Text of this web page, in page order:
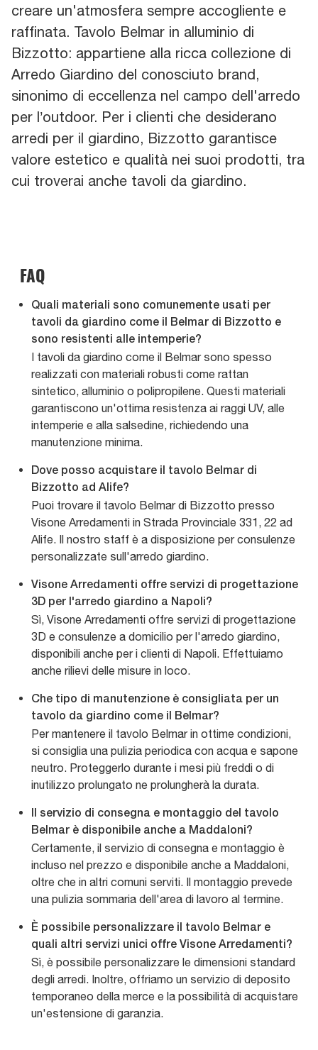
creare un'atmosfera sempre accogliente e
raffinata. Tavolo Belmar in alluminio di
Bizzotto: appartiene alla ricca collezione di
Arredo Giardino del conosciuto brand,
sinonimo di eccellenza nel campo dell'arredo
per l’outdoor. Per i clienti che desiderano
arredi per il giardino, Bizzotto garantisce
valore estetico e qualità nei suoi prodotti, tra
cui troverai anche tavoli da giardino.
FAQ
Quali materiali sono comunemente usati per
tavoli da giardino come il Belmar di Bizzotto e
sono resistenti alle intemperie?
I tavoli da giardino come il Belmar sono spesso
realizzati con materiali robusti come rattan
sintetico, alluminio o polipropilene. Questi materiali
garantiscono un'ottima resistenza ai raggi UV, alle
intemperie e alla salsedine, richiedendo una
manutenzione minima.
Dove posso acquistare il tavolo Belmar di
Bizzotto ad Alife?
Puoi trovare il tavolo Belmar di Bizzotto presso
Visone Arredamenti in Strada Provinciale 331, 22 ad
Alife. Il nostro staff è a disposizione per consulenze
personalizzate sull'arredo giardino.
Visone Arredamenti offre servizi di progettazione
3D per l'arredo giardino a Napoli?
Sì, Visone Arredamenti offre servizi di progettazione
3D e consulenze a domicilio per l'arredo giardino,
disponibili anche per i clienti di Napoli. Effettuiamo
anche rilievi delle misure in loco.
Che tipo di manutenzione è consigliata per un
tavolo da giardino come il Belmar?
Per mantenere il tavolo Belmar in ottime condizioni,
si consiglia una pulizia periodica con acqua e sapone
neutro. Proteggerlo durante i mesi più freddi o di
inutilizzo prolungato ne prolungherà la durata.
Il servizio di consegna e montaggio del tavolo
Belmar è disponibile anche a Maddaloni?
Certamente, il servizio di consegna e montaggio è
incluso nel prezzo e disponibile anche a Maddaloni,
oltre che in altri comuni serviti. Il montaggio prevede
una pulizia sommaria dell'area di lavoro al termine.
È possibile personalizzare il tavolo Belmar e
quali altri servizi unici offre Visone Arredamenti?
Sì, è possibile personalizzare le dimensioni standard
degli arredi. Inoltre, offriamo un servizio di deposito
temporaneo della merce e la possibilità di acquistare
un'estensione di garanzia.